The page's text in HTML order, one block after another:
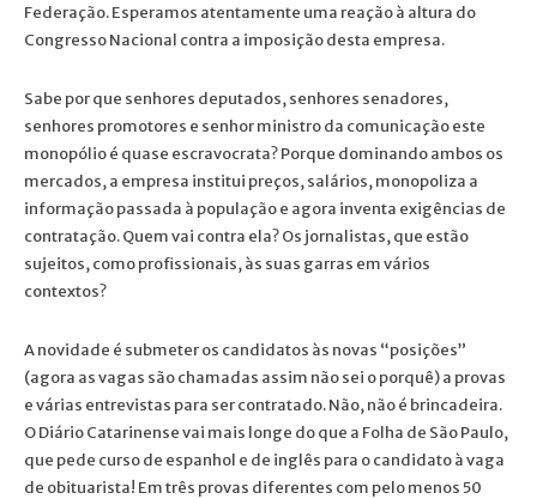
Federação. Esperamos atentamente uma reação à altura do
Congresso Nacional contra a imposição desta empresa.
Sabe por que senhores deputados, senhores senadores,
senhores promotores e senhor ministro da comunicação este
monopólio é quase escravocrata? Porque dominando ambos os
mercados, a empresa institui preços, salários, monopoliza a
informação passada à população e agora inventa exigências de
contratação. Quem vai contra ela? Os jornalistas, que estão
sujeitos, como profissionais, às suas garras em vários
contextos?
A novidade é submeter os candidatos às novas “posições”
(agora as vagas são chamadas assim não sei o porquê) a provas
e várias entrevistas para ser contratado. Não, não é brincadeira.
O Diário Catarinense vai mais longe do que a Folha de São Paulo,
que pede curso de espanhol e de inglês para o candidato à vaga
de obituarista! Em três provas diferentes com pelo menos 50